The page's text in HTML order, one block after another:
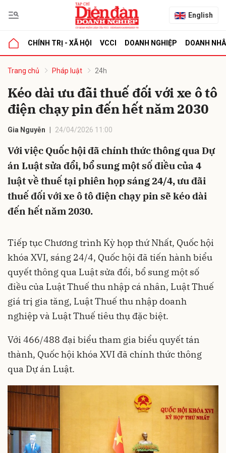
English
CHÍNH TRỊ - XÃ HỘI VCCI DOANH NGHIỆP DOANH
Trang chủ Pháp luật 24h
Kéo dài ưu đãi thuế đối với xe ô tô
điện chạy pin đến hết năm 2030
Gia Nguyễn 24/04/2026 11:00
Với việc Quốc hội đã chính thức thông qua Dự
án Luật sửa đổi, bổ sung một số điều của 4
luật về thuế tại phiên họp sáng 24/4, ưu đãi
thuế đối với xe ô tô điện chạy pin sẽ kéo dài
đến hết năm 2030.
Tiếp tục Chương trình Kỳ họp thứ Nhất, Quốc hội
khóa XVI, sáng 24/4, Quốc hội đã tiến hành biểu
quyết thông qua Luật sửa đổi, bổ sung một số
điều của Luật Thuế thu nhập cá nhân, Luật Thuế
giá trị gia tăng, Luật Thuế thu nhập doanh
nghiệp và Luật Thuế tiêu thụ đặc biệt.
Với 466/488 đại biểu tham gia biểu quyết tán
thành, Quốc hội khóa XVI đã chính thức thông
qua Dự án Luật.
luận
Hủy